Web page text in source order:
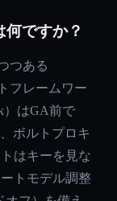
何ですか？
つある
フレームワー
）はGA前で
ボルトプロキ
はキーを見な
トモデル調整